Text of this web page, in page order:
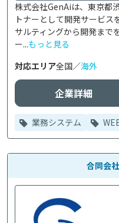
株式会社GenAiは、東京都
トナーとして開発サービス
サルティングから開発まで
ー...もっと見る
対応エリア全国／海外
企業詳細
業務システム
合同会